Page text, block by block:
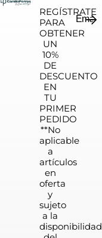
REGÍSTRATE
PARA
OBTENER
UN
10%
DE
DESCUENTO
EN
TU
PRIMER
PEDIDO
**No
aplicable
a
artículos
en
oferta
y
sujeto
a la
disponibilidad